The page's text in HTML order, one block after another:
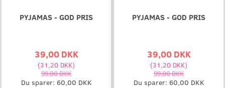
PYJAMAS - GOD PRIS
39,00 DKK
(31,20 DKK)
99,00 DKK
Du sparer: 60,00 DKK
PYJAMAS - GOD PRIS
39,00 DKK
(31,20 DKK)
99,00 DKK
Du sparer: 60,00 DKK